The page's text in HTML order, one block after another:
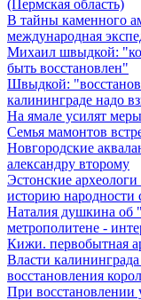
(Пермская область)
В тайны каменного
международная
Михаил швыдкой:
быть восстановлен"
Швыдкой:
калининграде надо
На ямале усилят
Семья мамонтов
Новгородские
александру второму
Эстонские
историю народности
Наталия душкина об
метрополитене -
Кижи. первобытная
Власти
восстановления
При восстановлении